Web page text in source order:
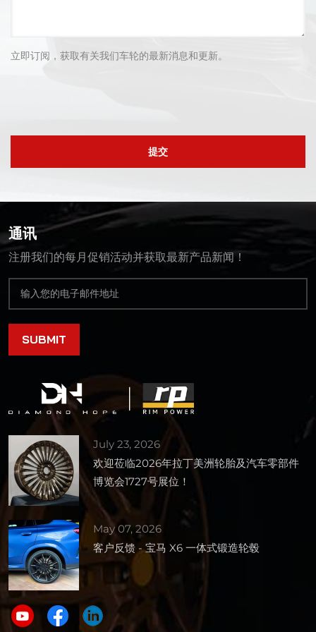
立即订阅，获取有关我们车轮的最新消息和更新。
提交
通讯
注册我们的每月促销活动并获取最新产品新闻！
July 23, 2026
欢迎莅临2026年拉丁美洲轮胎及汽车零部件
博览会1727号展位！
May 07, 2026
客户反馈 - 宝马 X6 一体式锻造轮毂